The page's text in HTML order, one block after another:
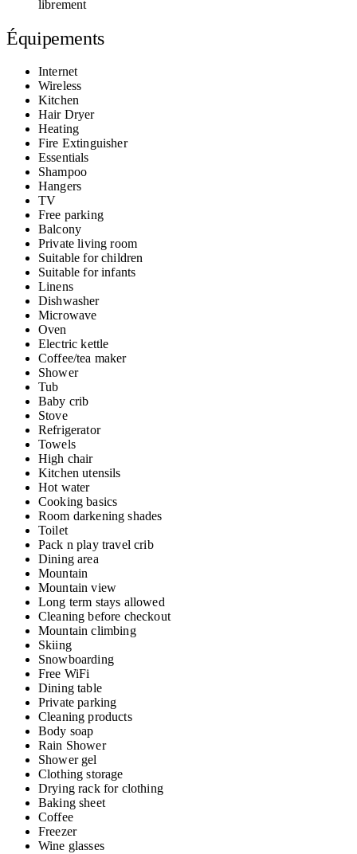
librement
Équipements
Internet
Wireless
Kitchen
Hair Dryer
Heating
Fire Extinguisher
Essentials
Shampoo
Hangers
TV
Free parking
Balcony
Private living room
Suitable for children
Suitable for infants
Linens
Dishwasher
Microwave
Oven
Electric kettle
Coffee/tea maker
Shower
Tub
Baby crib
Stove
Refrigerator
Towels
High chair
Kitchen utensils
Hot water
Cooking basics
Room darkening shades
Toilet
Pack n play travel crib
Dining area
Mountain
Mountain view
Long term stays allowed
Cleaning before checkout
Mountain climbing
Skiing
Snowboarding
Free WiFi
Dining table
Private parking
Cleaning products
Body soap
Rain Shower
Shower gel
Clothing storage
Drying rack for clothing
Baking sheet
Coffee
Freezer
Wine glasses